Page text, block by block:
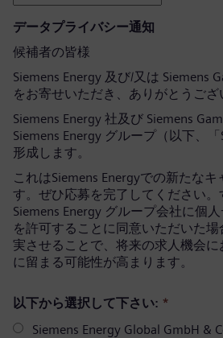
データプライバシー通知
候補者の皆様
Siemens Energy 及び/又は Siemens
をお寄せいただき、ありがとうござ
Siemens Energy 社及び Siemens
Siemens Energy グループ（以下、
形成します。
これはSiemens Energyでの新たな
す。ぜひ応募を完了してください。
Siemens Energy グループ会社に個
を許可することに同意いただいた
実させることで、将来の求人機会に
に留まる可能性が高まります。
以下から選択して下さい: *
Siemens Energy Global GmbH &